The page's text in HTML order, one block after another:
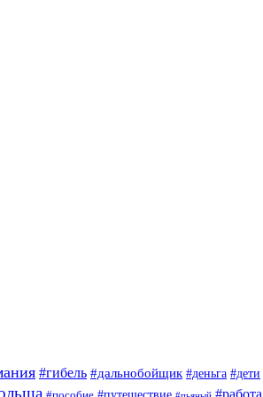
#гибель #дальнобойщик #деньга #дети